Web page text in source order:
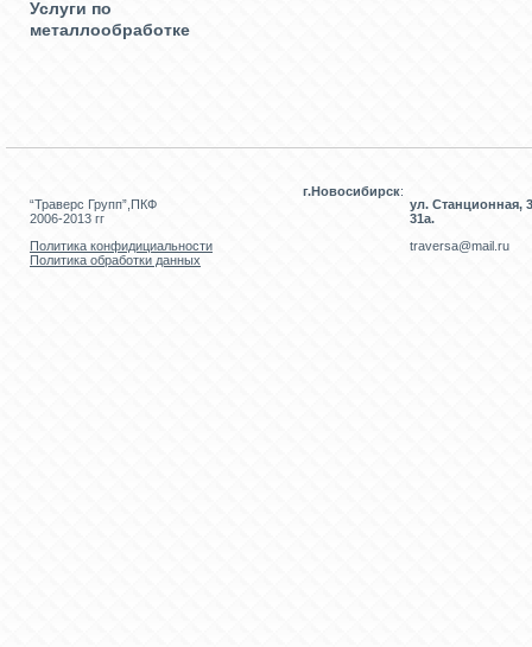
Услуги по
металлообработке
“Траверс Групп”,ПКФ
2006-2013 гг
Политика конфидициальности
Политика обработки данных
г.Новосибирск:
ул. Станционная,
31а.
traversa@mail.ru